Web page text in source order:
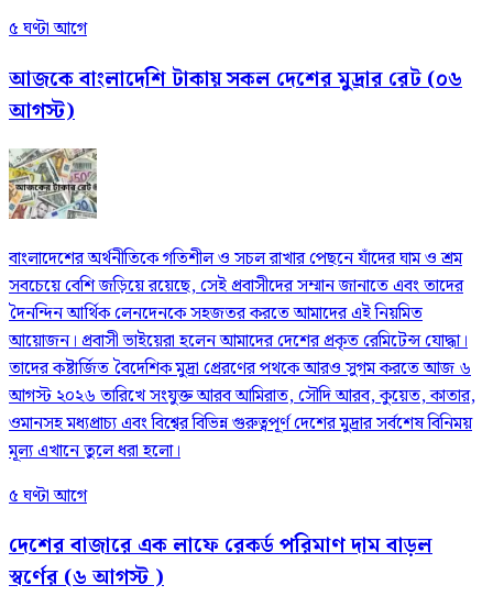
৫ ঘণ্টা আগে
আজকে বাংলাদেশি টাকায় সকল দেশের মুদ্রার রেট (০৬
আগস্ট)
বাংলাদেশের অর্থনীতিকে গতিশীল ও সচল রাখার পেছনে যাঁদের ঘাম ও শ্রম
সবচেয়ে বেশি জড়িয়ে রয়েছে, সেই প্রবাসীদের সম্মান জানাতে এবং তাদের
দৈনন্দিন আর্থিক লেনদেনকে সহজতর করতে আমাদের এই নিয়মিত
আয়োজন। প্রবাসী ভাইয়েরা হলেন আমাদের দেশের প্রকৃত রেমিটেন্স যোদ্ধা।
তাদের কষ্টার্জিত বৈদেশিক মুদ্রা প্রেরণের পথকে আরও সুগম করতে আজ ৬
আগস্ট ২০২৬ তারিখে সংযুক্ত আরব আমিরাত, সৌদি আরব, কুয়েত, কাতার,
ওমানসহ মধ্যপ্রাচ্য এবং বিশ্বের বিভিন্ন গুরুত্বপূর্ণ দেশের মুদ্রার সর্বশেষ বিনিময়
মূল্য এখানে তুলে ধরা হলো।
৫ ঘণ্টা আগে
দেশের বাজারে এক লাফে রেকর্ড পরিমাণ দাম বাড়ল
স্বর্ণের (৬ আগস্ট )